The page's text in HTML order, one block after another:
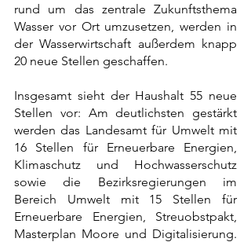
rund um das zentrale Zukunftsthema
Wasser vor Ort umzusetzen, werden in
der Wasserwirtschaft außerdem knapp
20 neue Stellen geschaffen.
Insgesamt sieht der Haushalt 55 neue
Stellen vor: Am deutlichsten gestärkt
werden das Landesamt für Umwelt mit
16 Stellen für Erneuerbare Energien,
Klimaschutz und Hochwasserschutz
sowie die Bezirksregierungen im
Bereich Umwelt mit 15 Stellen für
Erneuerbare Energien, Streuobstpakt,
Masterplan Moore und Digitalisierung.